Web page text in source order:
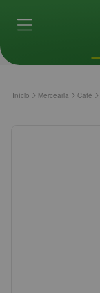
Início Mercearia Café